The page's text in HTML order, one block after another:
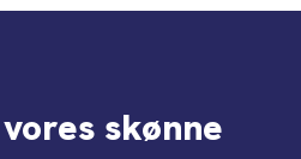
skønne